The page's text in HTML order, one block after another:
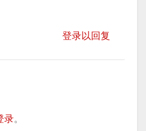
登录以回复
录。